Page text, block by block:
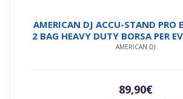
AMERICAN DJ ACCU-STAND PRO
2 BAG HEAVY DUTY BORSA PER
AMERICAN DJ
89,90€